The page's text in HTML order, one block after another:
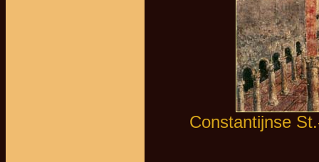
Constantijnse